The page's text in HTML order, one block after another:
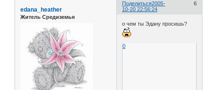
Поделиться 6
2005-
10-20 22:56:24
edana_heather
Житель Средиземья
о чем ты Эдану просишь?
0